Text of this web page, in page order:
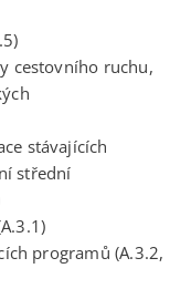
cestovního ruchu,
stávajících
střední
programů (A.3.2,